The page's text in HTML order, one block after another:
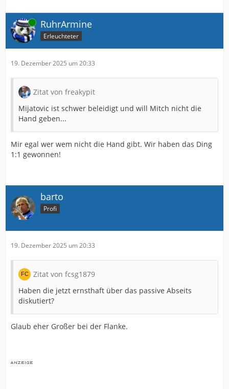
Online RuhrArmine
Erleuchteter
19. Dezember 2025 um 20:33
Zitat von freakypit
Mijatovic ist schwer beleidigt und will Mitch nicht die
Hand geben...
Mir egal wer wem nicht die Hand gibt. Wir haben das Ding
1:1 gewonnen!
barto
Profi
19. Dezember 2025 um 20:33
Zitat von fcsg1879
Haben die jetzt ernsthaft über das passive Abseits
diskutiert?
Glaub eher Großer bei der Flanke.